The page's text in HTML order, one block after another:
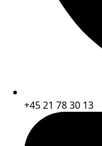
+45 21 78 30 13